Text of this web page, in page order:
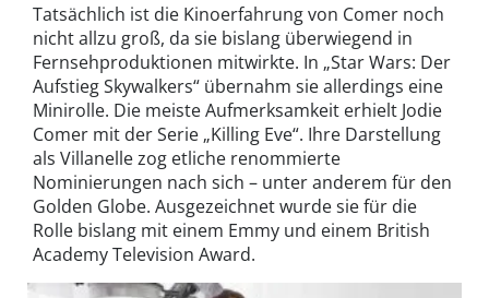
Tatsächlich ist die Kinoerfahrung von Comer noch
nicht allzu groß, da sie bislang überwiegend in
Fernsehproduktionen mitwirkte. In „Star Wars: Der
Aufstieg Skywalkers“ übernahm sie allerdings eine
Minirolle. Die meiste Aufmerksamkeit erhielt Jodie
Comer mit der Serie „Killing Eve“. Ihre Darstellung
als Villanelle zog etliche renommierte
Nominierungen nach sich – unter anderem für den
Golden Globe. Ausgezeichnet wurde sie für die
Rolle bislang mit einem Emmy und einem British
Academy Television Award.